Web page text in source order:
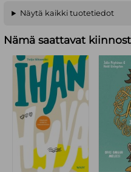
päivänä on. Miten
selvisi koulukiusaamisesta?
vuotta YouTubea, ja kuinka
Namista tuli se tyyppi, joka
kokemukset voivat inspiroida
elämästäsi itsesi näköisen!
Kirjassa on myös QR-koodit
Namikolinxinvideoihin.
Namikolinx on suomalainen
vaikuttaja
Miranda Rönnberg
.
hauskoista YouTube-videoista,
2013 lähtien.
Näytä kaikki tuotetiedot
Nämä saattavat